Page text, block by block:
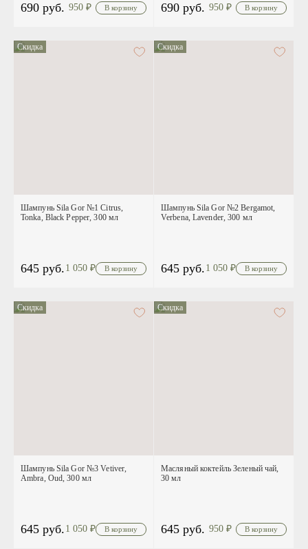
690 руб. 950 ₽ 690 руб. 950 ₽
Скидка
Шампунь Sila Gor №1 Citrus,
Tonka, Black Pepper, 300 мл
645 руб. 1 050 ₽
Скидка
Шампунь Sila Gor №2 Bergamot,
Verbena, Lavender, 300 мл
645 руб. 1 050 ₽
Скидка
Шампунь Sila Gor №3 Vetiver,
Ambra, Oud, 300 мл
645 руб. 1 050 ₽
Скидка
Масляный коктейль Зеленый чай,
30 мл
645 руб. 950 ₽